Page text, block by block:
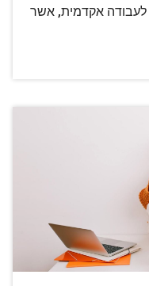
אקדמית, אשר